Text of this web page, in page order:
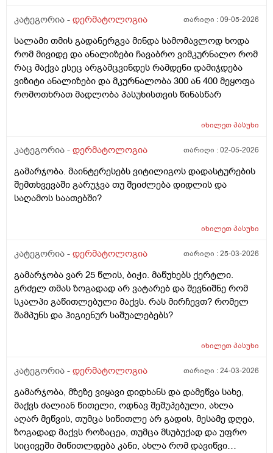
წყლით) ანუ არამგონია რომ გამიმეორდეს. ჭიები
გარშემო, ჰემოროიდიც მაქვს ოდნავ, სოკო შეიძლება
იყოს? ან კანის გაღიზიანება?
კატეგორია - დერმატოლოგია თარიღი :09-05-2026
სალამი თმის გადანერგვა მინდა სამომავლოდ ხოდა
რომ მივიდე და ანალიზები ჩავაბრო ვიმკურნალო რომ
რაც მაქვა ესეც არგამცვინდეს რამდენი დამიჯდება
ვიზიტი ანალიზები და მკურნალობა 300 ან 400 მეყოფა
რომოთხრათ მადლობა პასუხისთვის წინასწარ
იხილეთპასუხი
კატეგორია - დერმატოლოგია თარიღი :02-05-2026
გამარჯობა. მაინტერესებს ვიტილიგოს დადასტურების
შემთხვევაში გარუჯვა თუ შეიძლება დიდლის და
საღამოს საათებში?
იხილეთპასუხი
კატეგორია - დერმატოლოგია თარიღი :25-03-2026
გამარჯობა ვარ 25 წლის, ბიჭი. მაწუხებს ქერტლი.
გრძელ თმას ზოგადად არ ვატარებ და შევნიშნე რომ
სკალპი გაწითლებული მაქვს. რას მირჩევთ? რომელ
შამპუნს და ჰიგიენურ საშუალებებს?
იხილეთპასუხი
კატეგორია - დერმატოლოგია თარიღი :24-03-2026
გამარჯობა, მზეზე ვიყავი დიდხანს და დამეწვა სახე,
მაქვს ძალიან წითელი, ოდნავ შეშუპებული, ახლა
აღარ მეწვის, თუმცა სიწითლე არ გადის, მესამე დღეა,
ზოგადად მაქვს როზაცეა, თუმცა მსუბუქად და უფრო
სიცივეში მიწითლდება კანი, ახლა რომ დავიწვი